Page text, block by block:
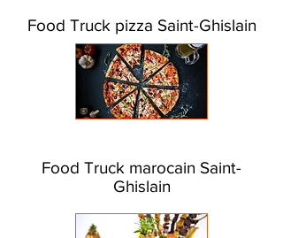
Food Truck pizza Saint-Ghislain
Food Truck marocain Saint-
Ghislain